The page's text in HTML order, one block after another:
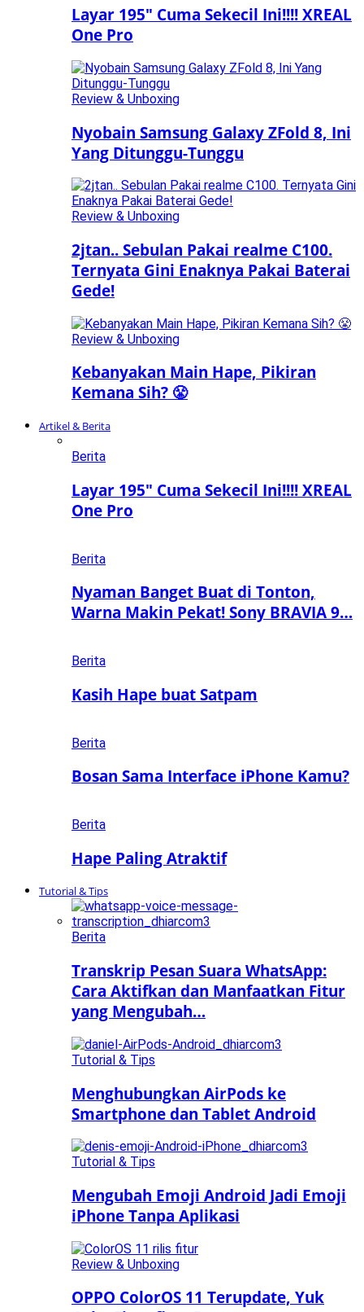
Layar 195″ Cuma Sekecil Ini!!!! XREAL
One Pro
Review & Unboxing
Nyobain Samsung Galaxy ZFold 8, Ini
Yang Ditunggu-Tunggu
Review & Unboxing
2jtan.. Sebulan Pakai realme C100.
Ternyata Gini Enaknya Pakai Baterai
Gede!
Review & Unboxing
Kebanyakan Main Hape, Pikiran
Kemana Sih? 😤
Artikel & Berita
Berita
Layar 195″ Cuma Sekecil Ini!!!! XREAL
One Pro
Berita
Nyaman Banget Buat di Tonton,
Warna Makin Pekat! Sony BRAVIA 9…
Berita
Kasih Hape buat Satpam
Berita
Bosan Sama Interface iPhone Kamu?
Berita
Hape Paling Atraktif
Tutorial & Tips
Berita
Transkrip Pesan Suara WhatsApp:
Cara Aktifkan dan Manfaatkan Fitur
yang Mengubah…
Tutorial & Tips
Menghubungkan AirPods ke
Smartphone dan Tablet Android
Tutorial & Tips
Mengubah Emoji Android Jadi Emoji
iPhone Tanpa Aplikasi
Review & Unboxing
OPPO ColorOS 11 Terupdate, Yuk